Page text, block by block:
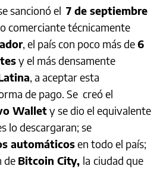
sancionó el 7 de septiembre
comerciante técnicamente
, el país con poco más de 6
y el más densamente
, a aceptar esta
de pago. Se creó el
Wallety se dio el equivalente
lo descargaran; se
automáticosen todo el país;
de Bitcoin City, la ciudad que